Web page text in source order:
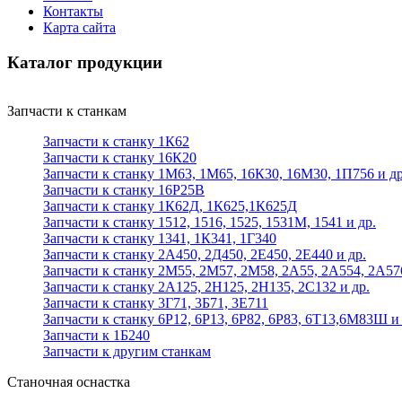
Контакты
Карта сайта
Каталог продукции
Запчасти к станкам
Запчасти к станку 1К62
Запчасти к станку 16К20
Запчасти к станку 1М63, 1М65, 16К30, 16М30, 1П756 и
Запчасти к станку 16Р25В
Запчасти к станку 1К62Д, 1К625,1К625Д
Запчасти к станку 1512, 1516, 1525, 1531М, 1541 и др.
Запчасти к станку 1341, 1К341, 1Г340
Запчасти к станку 2А450, 2Д450, 2Е450, 2Е440 и др.
Запчасти к станку 2М55, 2М57, 2М58, 2А55, 2А554,
Запчасти к станку 2А125, 2Н125, 2Н135, 2С132 и др.
Запчасти к станку 3Г71, 3Б71, 3Е711
Запчасти к станку 6Р12, 6Р13, 6Р82, 6Р83, 6Т13,6М83Ш и
Запчасти к 1Б240
Запчасти к другим станкам
Станочная оснастка